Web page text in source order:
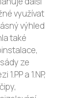
využívat
výhled
také
ze
a 1.NP,